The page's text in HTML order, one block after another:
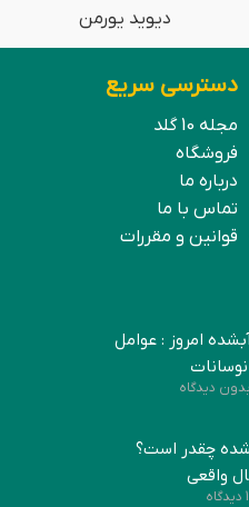
دیوید یورمن
دسترسی سریع
مجله 10 گلد
فروشگاه
درباره ما
تماس با ما
قوانین و مقررات
امروز : عوامل
نوسانات
بدون دیدگاه
چقدر است؟
واقعی